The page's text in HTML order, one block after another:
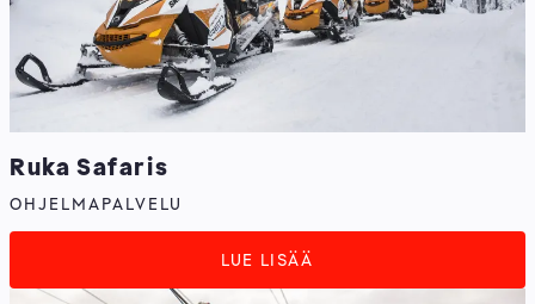
Ruka Safaris
OHJELMAPALVELU
LUE LISÄÄ